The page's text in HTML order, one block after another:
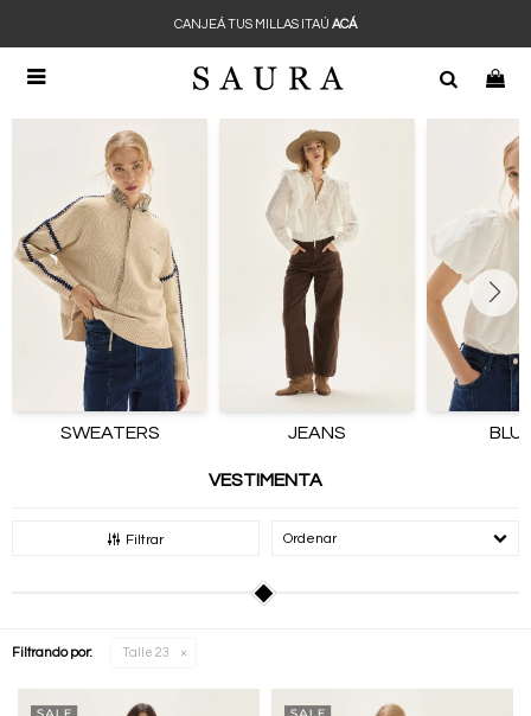

CANJEÁ TUS MILLAS ITAÚ ACÁ
SWEATERS JEANS
VESTIMENTA
Filtrar Recomendados
Filtrando por: Talle 23